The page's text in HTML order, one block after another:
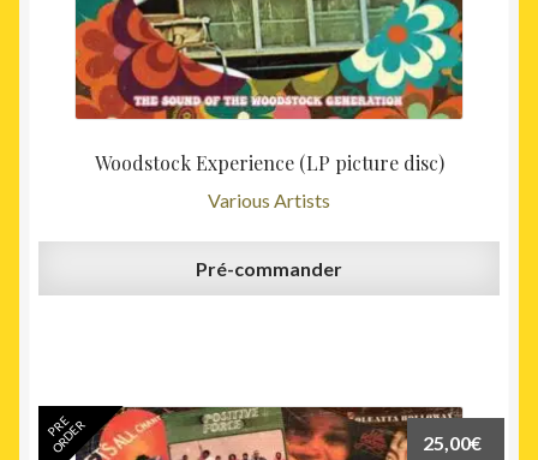
Woodstock Experience (LP picture disc)
Various Artists
Pré-commander
25,00€
PRE
ORDER